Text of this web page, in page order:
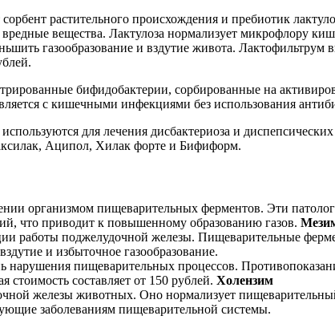
растительного происхождения и пребиотик
вещества. Лактулоза нормализует микрофлору
газообразование и вздутие живота. Лактофильтрум
бифидобактерии, сорбированные на
с кишечными инфекциями без использования
для лечения дисбактериоза и
Аципол, Хилак форте и Бифиформ.
организмом пищеварительных ферментов. Эти
что приводит к повышенному образованию газов.
работы поджелудочной железы. Пищеварительные
и избыточное газообразование.
нарушения пищеварительных процессов.
составляет от 150 рублей. Холензим
железы животных. Оно нормализует
заболеваниям пищеварительной системы.